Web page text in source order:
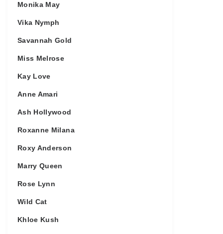
Monika May
Vika Nymph
Savannah Gold
Miss Melrose
Kay Love
Anne Amari
Ash Hollywood
Roxanne Milana
Roxy Anderson
Marry Queen
Rose Lynn
Wild Cat
Khloe Kush